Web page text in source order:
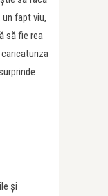
fapt viu,
să fie rea
și